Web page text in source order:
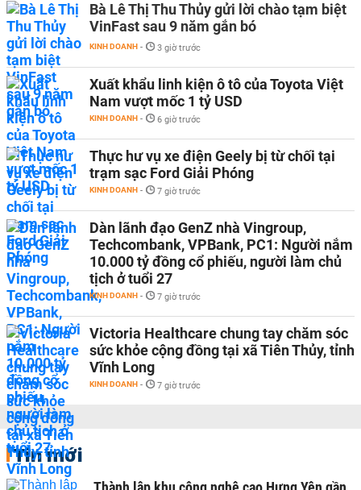
Bà Lê Thị Thu Thủy gửi lời chào tạm biệt
VinFast sau 9 năm gắn bó
KINH DOANH - 3 giờ trước
Xuất khẩu linh kiện ô tô của Toyota Việt
Nam vượt mốc 1 tỷ USD
KINH DOANH - 6 giờ trước
Thực hư vụ xe điện Geely bị từ chối tại
trạm sạc Ford Giải Phóng
KINH DOANH - 7 giờ trước
Dàn lãnh đạo GenZ nhà Vingroup,
Techcombank, VPBank, PC1: Người nắm
10.000 tỷ đồng cổ phiếu, người làm chủ
tịch ở tuổi 27
KINH DOANH - 7 giờ trước
Victoria Healthcare chung tay chăm sóc
sức khỏe cộng đồng tại xã Tiên Thủy, tỉnh
Vĩnh Long
KINH DOANH - 7 giờ trước
Tin mới